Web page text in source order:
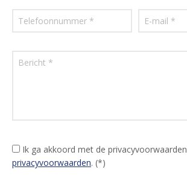
Ik ga akkoord met de privacyvoorwaarden
privacyvoorwaarden. (*)